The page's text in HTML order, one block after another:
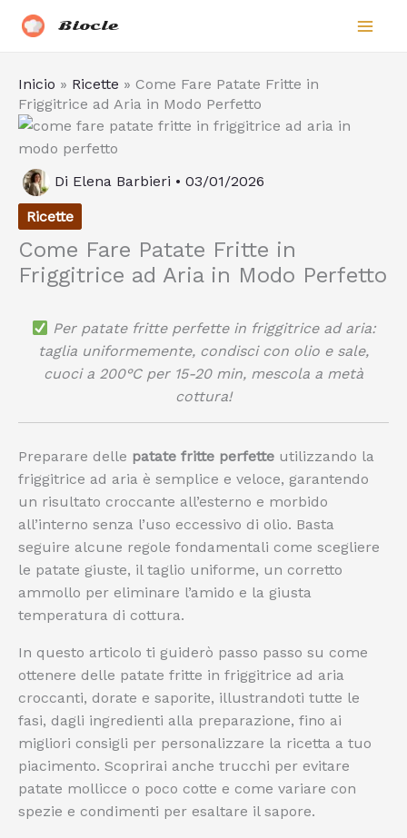
Biocle
Inicio » Ricette » Come Fare Patate Fritte in
Friggitrice ad Aria in Modo Perfetto
Di Elena Barbieri • 03/01/2026
Ricette
Come Fare Patate Fritte in
Friggitrice ad Aria in Modo Perfetto
Per patate fritte perfette in friggitrice ad aria:
taglia uniformemente, condisci con olio e sale,
cuoci a 200°C per 15-20 min, mescola a metà
cottura!
Preparare delle patate fritte perfette utilizzando la
friggitrice ad aria è semplice e veloce, garantendo
un risultato croccante all’esterno e morbido
all’interno senza l’uso eccessivo di olio. Basta
seguire alcune regole fondamentali come scegliere
le patate giuste, il taglio uniforme, un corretto
ammollo per eliminare l’amido e la giusta
temperatura di cottura.
In questo articolo ti guiderò passo passo su come
ottenere delle patate fritte in friggitrice ad aria
croccanti, dorate e saporite, illustrandoti tutte le
fasi, dagli ingredienti alla preparazione, fino ai
migliori consigli per personalizzare la ricetta a tuo
piacimento. Scoprirai anche trucchi per evitare
patate mollicce o poco cotte e come variare con
spezie e condimenti per esaltare il sapore.